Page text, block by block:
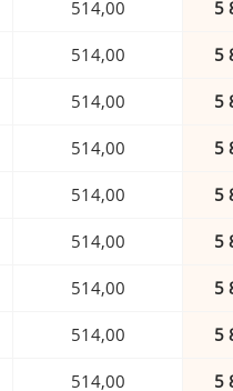
514,00 5
514,00 5
514,00 5
514,00 5
514,00 5
514,00 5
514,00 5
514,00 5
514,00 5